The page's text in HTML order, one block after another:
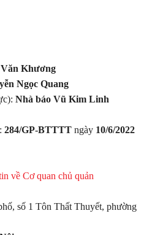
Khương
Ngọc Quang
Nhà báo Vũ Kim Linh
284/GP-BTTTT ngày 10/6/2022
về Cơ quan chủ quản
số 1 Tôn Thất Thuyết, phường